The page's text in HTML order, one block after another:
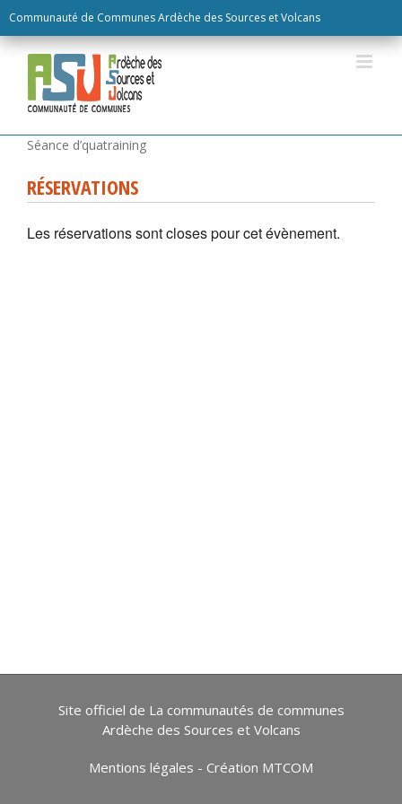
Communauté de Communes Ardèche des Sources et Volcans
RÉSERVATIONS
Les réservations sont closes pour cet évènement.
to
content
Séance d’quatraining
RÉSERVATIONS
Les réservations sont closes pour cet évènement.
Site officiel de La communautés de communes
Ardèche des Sources et Volcans
Mentions légales - Création MTCOM